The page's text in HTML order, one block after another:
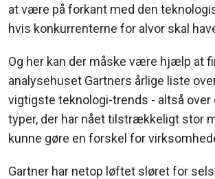
at være på forkant med den
hvis konkurrenterne for alvor skal
Og her kan der måske være hjælp at
analysehuset Gartners årlige liste
vigtigste teknologi-trends - altså over
typer, der har nået tilstrækkeligt stor
kunne gøre en forskel for
Gartner har netop løftet sløret for